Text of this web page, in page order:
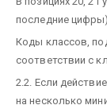
последние цифры).
Коды классов,
соответствии с
2.2. Если
на несколько